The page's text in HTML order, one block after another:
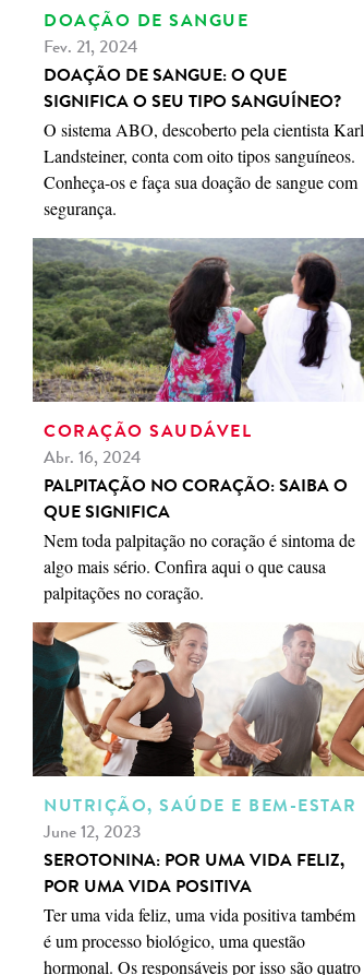
DOAÇÃO DE SANGUE
Fev. 21, 2024
DOAÇÃO DE SANGUE: O QUE
SIGNIFICA O SEU TIPO SANGUÍNEO?
O sistema ABO, descoberto pela cientista Karl
Landsteiner, conta com oito tipos sanguíneos.
Conheça-os e faça sua doação de sangue com
segurança.
CORAÇÃO SAUDÁVEL
Abr. 16, 2024
PALPITAÇÃO NO CORAÇÃO: SAIBA O
QUE SIGNIFICA
Nem toda palpitação no coração é sintoma de
algo mais sério. Confira aqui o que causa
palpitações no coração.
NUTRIÇÃO, SAÚDE E BEM-ESTAR
June 12, 2023
SEROTONINA: POR UMA VIDA FELIZ,
POR UMA VIDA POSITIVA
Ter uma vida feliz, uma vida positiva também
é um processo biológico, uma questão
hormonal. Os responsáveis por isso são quatro